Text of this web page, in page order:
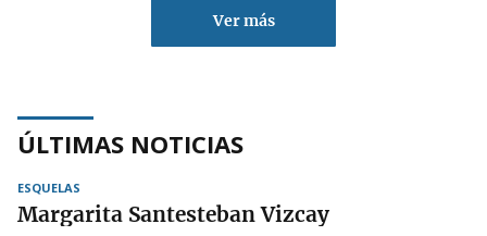
Ver más
ÚLTIMAS NOTICIAS
ESQUELAS
Margarita Santesteban Vizcay